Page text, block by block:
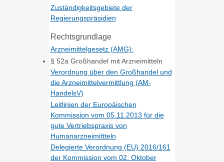
Zuständigkeitsgebiete der
Regierungspräsidien
Rechtsgrundlage
Arzneimittelgesetz (AMG):
§ 52a Großhandel mit Arzneimitteln
Verordnung über den Großhandel und
die Arzneimittelvermittlung (AM-
HandelsV)
Leitlinien der Europäischen
Kommission vom 05.11.2013 für die
gute Vertriebspraxis von
Humanarzneimittteln
Delegierte Verordnung (EU) 2016/161
der Kommission vom 02. Oktober